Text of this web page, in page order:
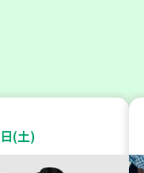
日(土)